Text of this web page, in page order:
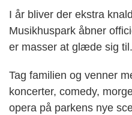
I år bliver der ekstra
Musikhuspark åbner
er masser at glæde sig til.
Tag familien og venner
koncerter, comedy,
opera på parkens nye